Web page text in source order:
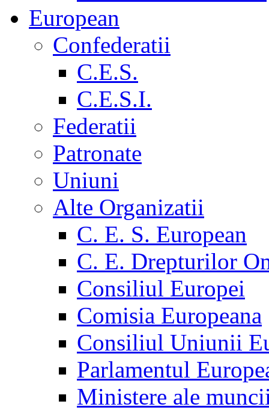
European
Confederatii
C.E.S.
C.E.S.I.
Federatii
Patronate
Uniuni
Alte Organizatii
C. E. S. European
C. E. Drepturilor
Consiliul Europei
Comisia Europeana
Consiliul Uniunii
Parlamentul
Ministere ale